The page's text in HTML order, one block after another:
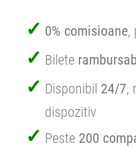
0% comisioane,
Bilete
Disponibil 24/7,
dispozitiv
Peste 200